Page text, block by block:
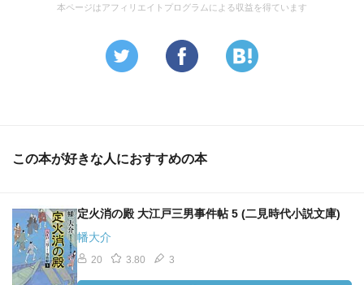
本ページはアフィリエイトプログラムによる収益を得ています
この本が好きな人におすすめの本
定火消の殿 大江戸三男事件帖 5 (二見時代小説文庫)
幡大介
20 3.80 3